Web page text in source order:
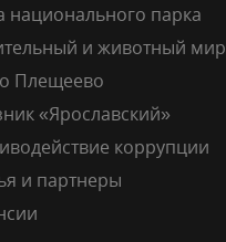
национального парка
и животный мир
Плещеево
«Ярославский»
коррупции
и партнеры